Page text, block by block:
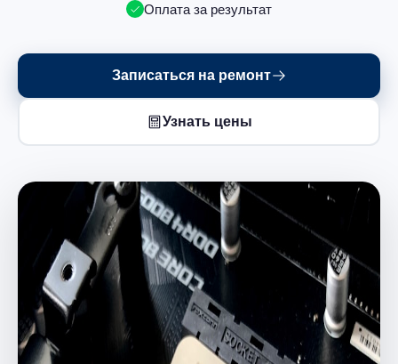
Оплата за результат
Записаться на ремонт
Узнать цены